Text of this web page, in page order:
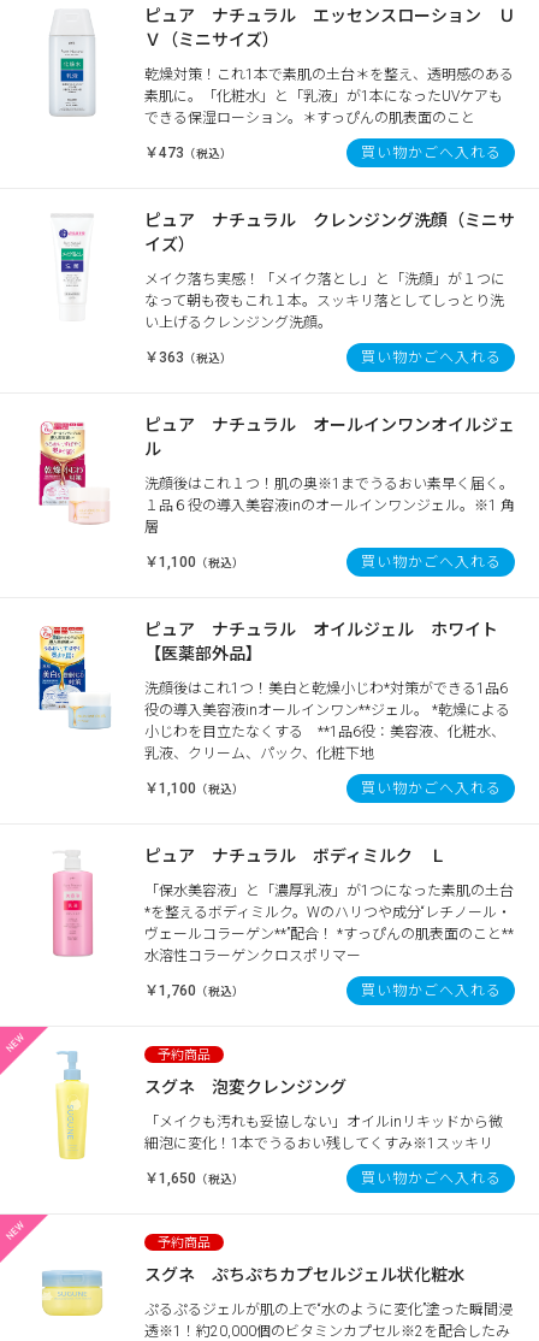
ピュア ナチュラル エッセンスローション Ｕ
Ｖ（ミニサイズ）
乾燥対策！これ1本で素肌の土台＊を整え、透明感のある
素肌に。「化粧水」と「乳液」が1本になったUVケアも
できる保湿ローション。＊すっぴんの肌表面のこと
￥473 （税込） 買い物かごへ入れる
ピュア ナチュラル クレンジング洗顔（ミニサ
イズ）
メイク落ち実感！「メイク落とし」と「洗顔」が１つに
なって朝も夜もこれ１本。スッキリ落としてしっとり洗
い上げるクレンジング洗顔。
￥363 （税込） 買い物かごへ入れる
ピュア ナチュラル オールインワンオイルジェ
ル
洗顔後はこれ１つ！肌の奥※1までうるおい素早く届く。
１品６役の導入美容液inのオールインワンジェル。※1 角
層
￥1,100 （税込） 買い物かごへ入れる
ピュア ナチュラル オイルジェル ホワイト
【医薬部外品】
洗顔後はこれ1つ！美白と乾燥小じわ*対策ができる1品6
役の導入美容液inオールインワン**ジェル。 *乾燥による
小じわを目立たなくする **1品6役：美容液、化粧水、
乳液、クリーム、パック、化粧下地
￥1,100 （税込） 買い物かごへ入れる
ピュア ナチュラル ボディミルク Ｌ
「保水美容液」と「濃厚乳液」が1つになった素肌の土台
*を整えるボディミルク。Wのハリつや成分“レチノール・
ヴェールコラーゲン**”配合！ *すっぴんの肌表面のこと**
水溶性コラーゲンクロスポリマー
￥1,760 （税込） 買い物かごへ入れる
スグネ 泡変クレンジング
「メイクも汚れも妥協しない」オイルinリキッドから微
細泡に変化！1本でうるおい残してくすみ※1スッキリ
￥1,650 （税込） 買い物かごへ入れる
スグネ ぷちぷちカプセルジェル状化粧水
ぷるぷるジェルが肌の上で“水のように変化”塗った瞬間浸
透※1！約20,000個のビタミンカプセル※2を配合したみ